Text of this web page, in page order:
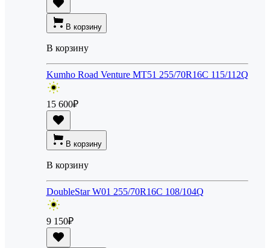
В корзину
В корзину
Kumho Road Venture MT51 255/70R16C 115/112Q
15 600₽
В корзину
В корзину
DoubleStar W01 255/70R16C 108/104Q
9 150₽